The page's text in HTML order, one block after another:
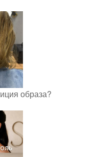
образа?